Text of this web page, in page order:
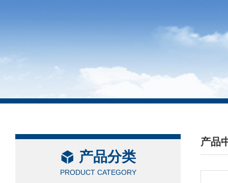
产品分类
PRODUCT CATEGORY
产品
/